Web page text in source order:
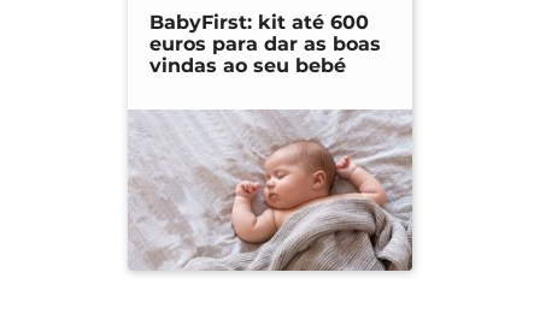
BabyFirst: kit até 600
euros para dar as boas
vindas ao seu bebé